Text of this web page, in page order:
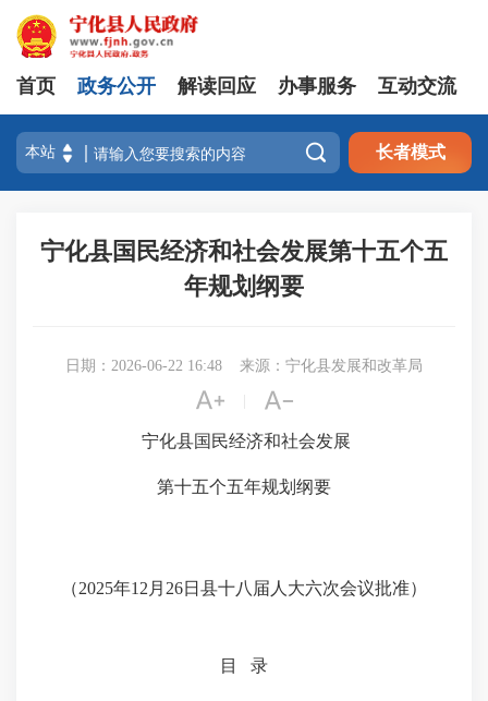
首页 政务公开 解读回应 办事服务 互动交流
 长者模式
宁化县国民经济和社会发展第十五个五
年规划纲要
日期：2026-06-22 16:48 来源：宁化县发展和改革局
 
宁化县国民经济和社会发展
第十五个五年规划纲要
（2025年12月 26日 县十八 届人大六次会议批准）
目 录